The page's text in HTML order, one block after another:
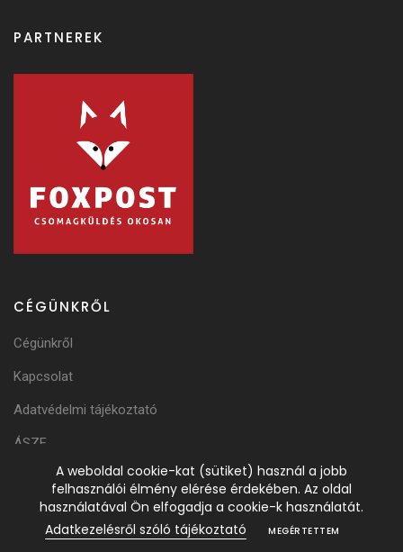
CÉGÜNKRŐL
Cégünkről
Kapcsolat
Adatvédelmi tájékoztató
ÁSZF
Adattörlési Tájékoztató
PARTNEREK
A weboldal cookie-kat (sütiket) használ a jobb
felhasználói élmény elérése érdekében. Az oldal
használatával Ön elfogadja a cookie-k használatát.
Adatkezelésről szóló tájékoztató
MEGÉRTETTEM